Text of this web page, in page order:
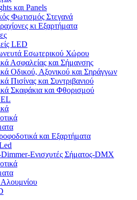
και Panels
Φωτισμός Στεγανά
κι Εξαρτήματα
LED
Εσωτερικού Χώρου
Ασφαλείας και Σήμανσης
Οδικού, Αξονικού και Σηράγγων
Πισίνας και Συντριβανιού
Σκαφάκια και Φθορισμού
και Εξαρτήματα
Ενισχυτές Σήματος-DMX